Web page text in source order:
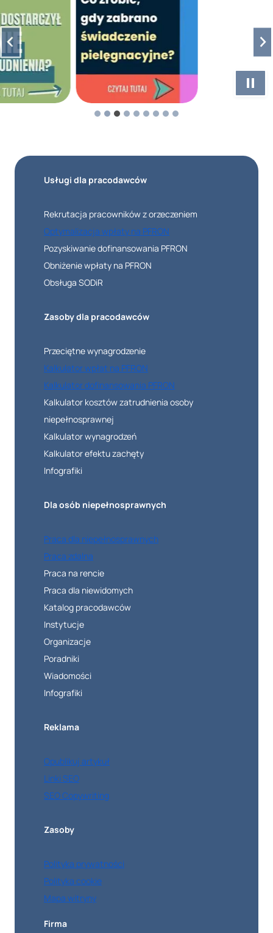
Usługi dla pracodawców
Rekrutacja pracowników z orzeczeniem
Optymalizacja wpłaty na PFRON
Pozyskiwanie dofinansowania PFRON
Obniżenie wpłaty na PFRON
Obsługa SODiR
Zasoby dla pracodawców
Przeciętne wynagrodzenie
Kalkulator wpłat na PFRON
Kalkulator dofinansowania PFRON
Kalkulator kosztów zatrudnienia osoby
niepełnosprawnej
Kalkulator wynagrodzeń
Kalkulator efektu zachęty
Infografiki
Dla osób niepełnosprawnych
Praca dla niepełnosprawnych
Praca zdalna
Praca na rencie
Praca dla niewidomych
Katalog pracodawców
Instytucje
Organizacje
Poradniki
Wiadomości
Infografiki
Reklama
Opublikuj artykuł
Linki SEO
SEO Copywriting
Zasoby
Polityka prywatności
Polityka cookie
Mapa witryny
Firma